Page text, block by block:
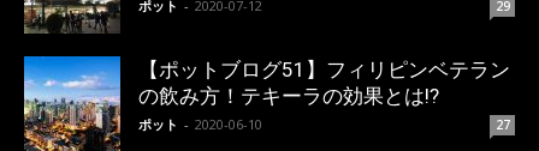
ポット - 2020-07-12 29
【ポットブログ51】フィリピンベテラン
の飲み方！テキーラの効果とは!?
ポット - 2020-06-10 27